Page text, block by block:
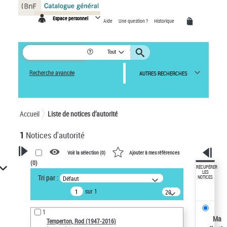
Espace personnel Aide Une question ? Historique
Tout
Recherche avancée AUTRES RECHERCHES
Accueil Liste de notices d’autorité
1 Notices d'autorité
VOTRE RECHERCHE
Recherche avancée dans les
notices d’autorité
Œuvres liées à l'auteur :
Temperton, Rod (1947-2016)
Voir la sélection (0) Ajouter à mes références
(0)
Tri par : Défaut
sur 1
20
résultats/page
1
Temperton, Rod (1947-2016)
RÉCUPÉRER
LES
NOTICES
Ma
Panneau de gestion des cookies